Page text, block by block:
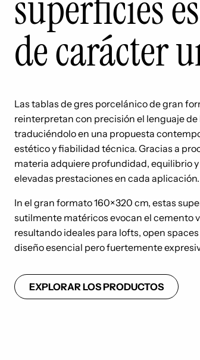
de carácter
Las tablas de gres porcelánico de gran
reinterpretan con precisión el lenguaje
traduciéndolo en una propuesta
estético y fiabilidad técnica. Gracias a
materia adquiere profundidad, equilibrio
elevadas prestaciones en cada aplicación.
In el gran formato 160×320 cm, estas
sutilmente matéricos evocan el cemento
resultando ideales para lofts, open
diseño esencial pero fuertemente
EXPLORAR LOS PRODUCTOS